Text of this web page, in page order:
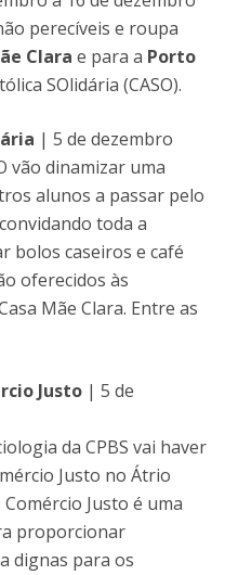
perecíveis e roupa
Clara e para a Porto
SOlidária (CASO).
| 5 de dezembro
vão dinamizar uma
alunos a passar pelo
toda a
bolos caseiros e café
oferecidos às
Mãe Clara. Entre as
Justo | 5 de
da CPBS vai haver
Justo no Átrio
Justo é uma
proporcionar
dignas para os